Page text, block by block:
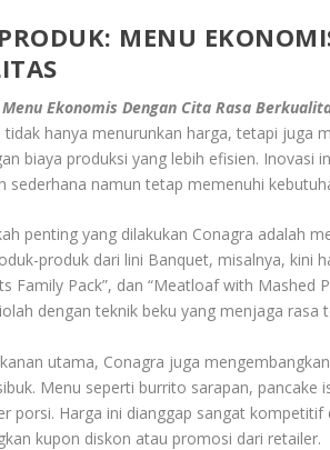
MENU
Ekonomis Dengan Cita Rasa
tidak hanya menurunkan harga, tetapi juga
biaya produksi yang lebih efisien.
sederhana namun tetap memenuhi
penting yang dilakukan Conagra adalah
produk dari lini Banquet, misalnya, kini
Family Pack”, dan “Meatloaf with
dengan teknik beku yang menjaga rasa
utama, Conagra juga
Menu seperti burrito sarapan, pancake
porsi. Harga ini dianggap sangat
kupon diskon atau promosi dari retailer.